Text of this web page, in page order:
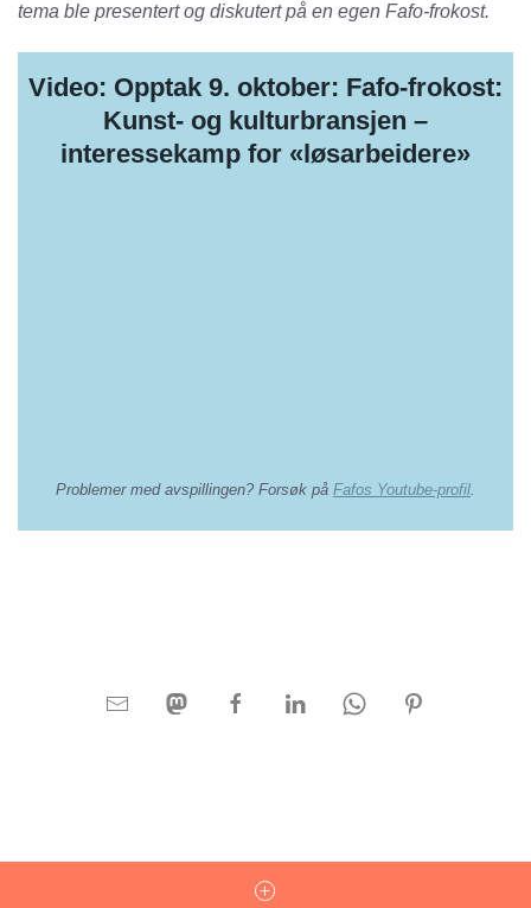
tema ble presentert og diskutert på en egen Fafo-frokost.
Video: Opptak 9. oktober: Fafo-frokost:
Kunst- og kulturbransjen –
interessekamp for «løsarbeidere»
Problemer med avspillingen? Forsøk på Fafos Youtube-profil.